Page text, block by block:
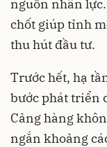
nguồn nhân
chốt giúp tỉnh
thu hút đầu tư.
Trước hết, hạ
bước phát triển
Cảng hàng
ngắn khoảng